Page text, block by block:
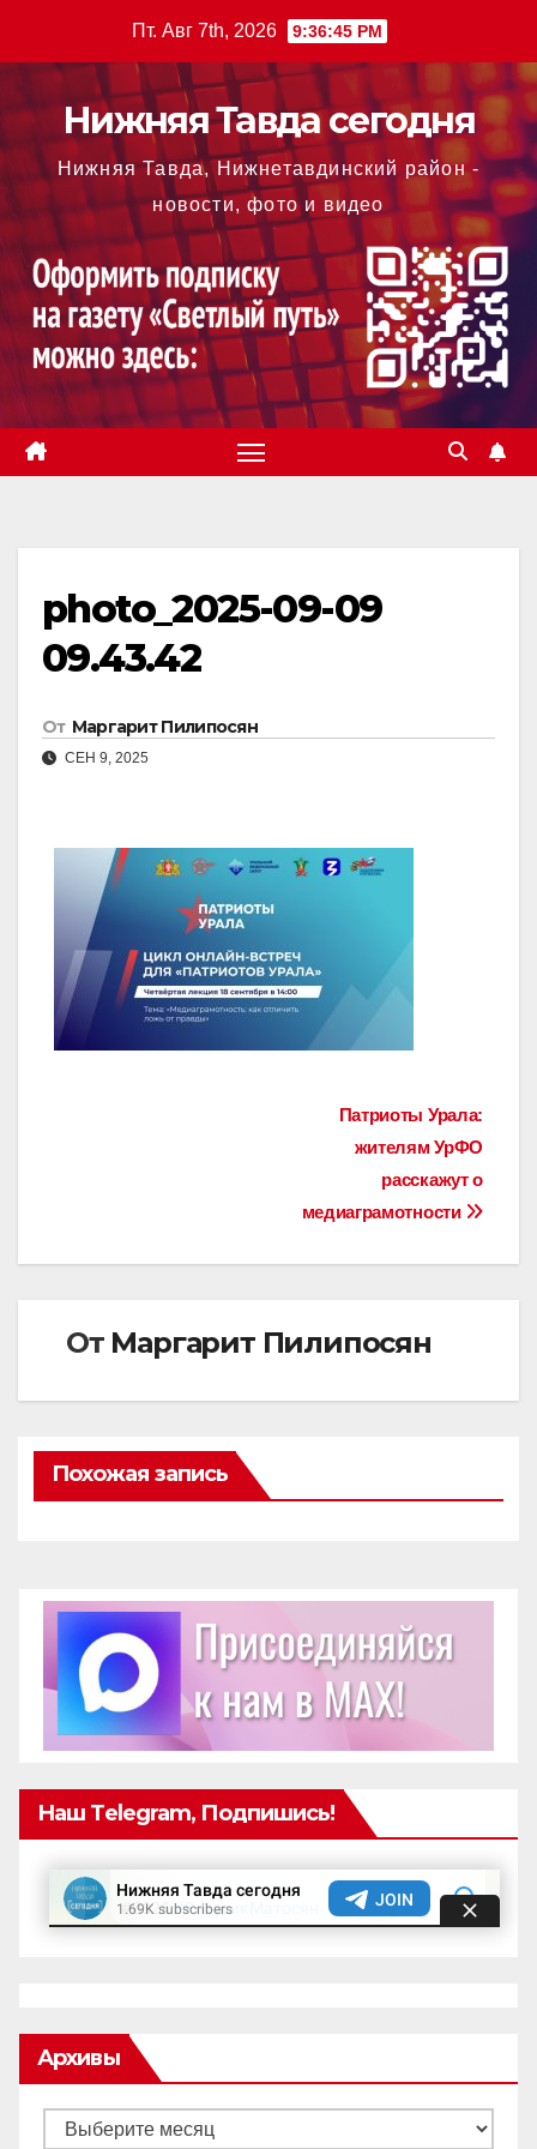
содержимому
Пт. Авг 7th, 2026 9:36:46 PM
Нижняя Тавда сегодня
Нижняя Тавда, Нижнетавдинский район -
новости, фото и видео
photo_2025-09-09
09.43.42
От Маргарит Пилипосян
СЕН 9, 2025
Патриоты Урала:
жителям УрФО
расскажут о
медиаграмотности
От Маргарит Пилипосян
Похожая запись
Наш Telegram, Подпишись!
Архивы
Архивы